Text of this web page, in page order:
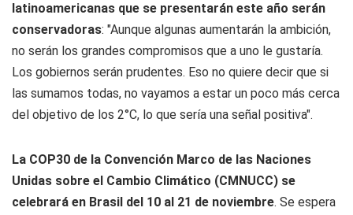
latinoamericanas que se presentarán este año serán
conservadoras: "Aunque algunas aumentarán la ambición,
no serán los grandes compromisos que a uno le gustaría.
Los gobiernos serán prudentes. Eso no quiere decir que si
las sumamos todas, no vayamos a estar un poco más cerca
del objetivo de los 2°C, lo que sería una señal positiva".
La COP30 de la Convención Marco de las Naciones
Unidas sobre el Cambio Climático (CMNUCC) se
celebrará en Brasil del 10 al 21 de noviembre. Se espera